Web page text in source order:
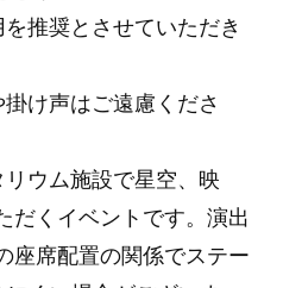
推奨とさせていただき
け声はご遠慮くださ
ウム施設で星空、映
だくイベントです。演出
座席配置の関係でステー